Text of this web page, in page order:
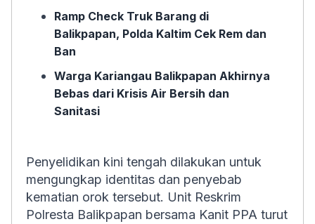
Ramp Check Truk Barang di
Balikpapan, Polda Kaltim Cek Rem dan
Ban
Warga Kariangau Balikpapan Akhirnya
Bebas dari Krisis Air Bersih dan
Sanitasi
Penyelidikan kini tengah dilakukan untuk
mengungkap identitas dan penyebab
kematian orok tersebut. Unit Reskrim
Polresta Balikpapan bersama Kanit PPA turut